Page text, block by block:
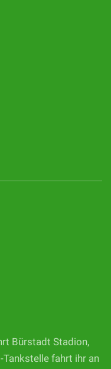
Bürstadt Stadion,
Tankstelle fahrt ihr an